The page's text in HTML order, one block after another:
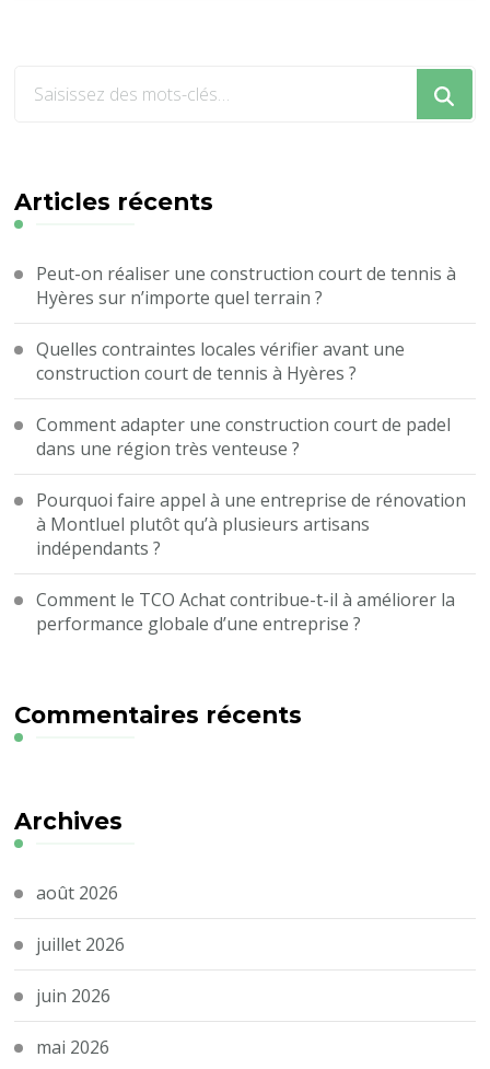
recherchiez
?
Articles récents
Peut-on réaliser une construction court de tennis à
Hyères sur n’importe quel terrain ?
Quelles contraintes locales vérifier avant une
construction court de tennis à Hyères ?
Comment adapter une construction court de padel
dans une région très venteuse ?
Pourquoi faire appel à une entreprise de rénovation
à Montluel plutôt qu’à plusieurs artisans
indépendants ?
Comment le TCO Achat contribue-t-il à améliorer la
performance globale d’une entreprise ?
Commentaires récents
Archives
août 2026
juillet 2026
juin 2026
mai 2026